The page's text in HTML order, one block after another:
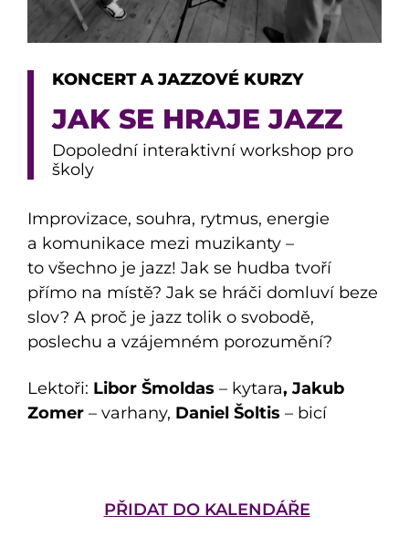
KONCERT A JAZZOVÉ KURZY
JAK SE HRAJE JAZZ
Dopolední interaktivní workshop pro
školy
Improvizace, souhra, rytmus, energie
a komunikace mezi muzikanty –
to všechno je jazz! Jak se hudba tvoří
přímo na místě? Jak se hráči domluví beze
slov? A proč je jazz tolik o svobodě,
poslechu a vzájemném porozumění?
Lektoři: Libor Šmoldas – kytara, Jakub
Zomer – varhany, Daniel Šoltis – bicí
PŘIDAT DO KALENDÁŘE